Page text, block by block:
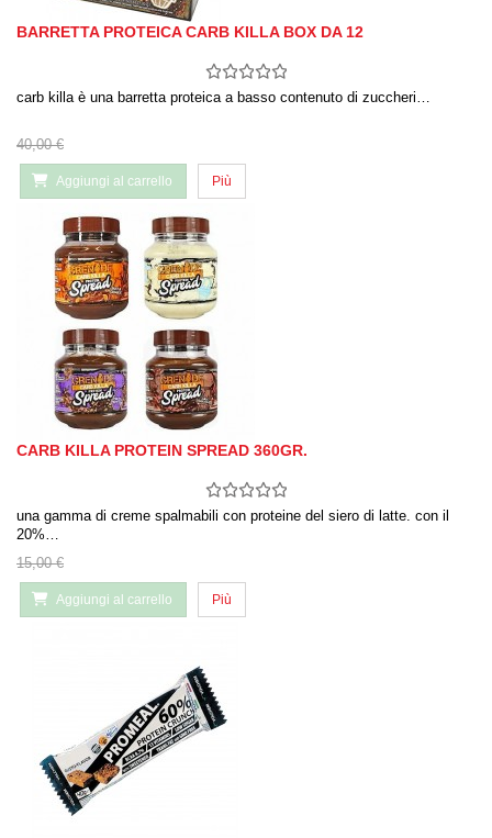
BARRETTA PROTEICA CARB KILLA BOX DA 12
carb killa è una barretta proteica a basso contenuto di zuccheri…
40,00 €
Aggiungi al carrello Più
CARB KILLA PROTEIN SPREAD 360GR.
una gamma di creme spalmabili con proteine ​​del siero di latte. con il
20%…
15,00 €
Aggiungi al carrello Più